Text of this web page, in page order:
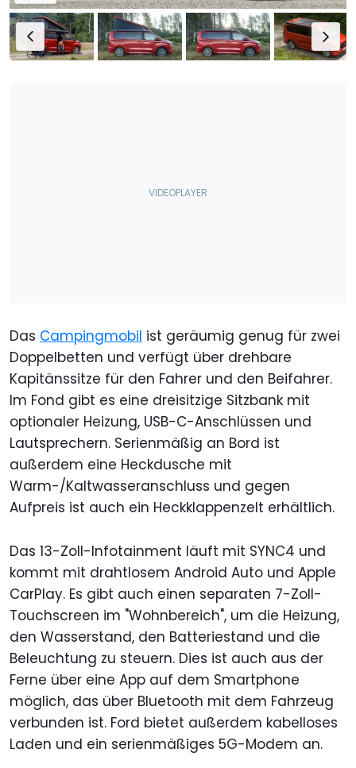
Das Campingmobil ist geräumig genug für zwei
Doppelbetten und verfügt über drehbare
Kapitänssitze für den Fahrer und den Beifahrer.
Im Fond gibt es eine dreisitzige Sitzbank mit
optionaler Heizung, USB-C-Anschlüssen und
Lautsprechern. Serienmäßig an Bord ist
außerdem eine Heckdusche mit
Warm-/Kaltwasseranschluss und gegen
Aufpreis ist auch ein Heckklappenzelt erhältlich.
Das 13-Zoll-Infotainment läuft mit SYNC4 und
kommt mit drahtlosem Android Auto und Apple
CarPlay. Es gibt auch einen separaten 7-Zoll-
Touchscreen im "Wohnbereich", um die Heizung,
den Wasserstand, den Batteriestand und die
Beleuchtung zu steuern. Dies ist auch aus der
Ferne über eine App auf dem Smartphone
möglich, das über Bluetooth mit dem Fahrzeug
verbunden ist. Ford bietet außerdem kabelloses
Laden und ein serienmäßiges 5G-Modem an.